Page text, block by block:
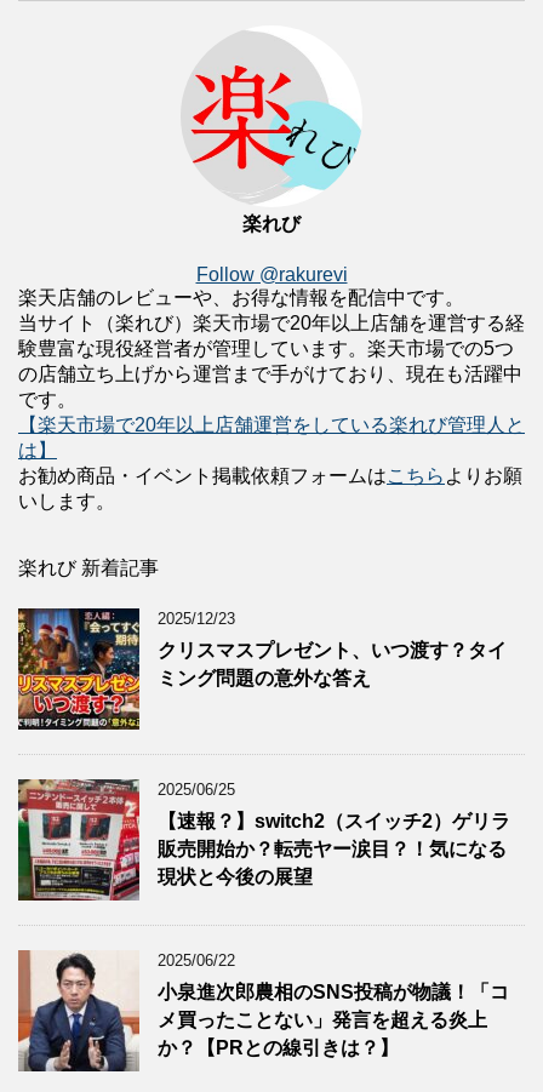
楽れび
Follow @rakurevi
楽天店舗のレビューや、お得な情報を配信中です。
当サイト（楽れび）楽天市場で20年以上店舗を運営する経
験豊富な現役経営者が管理しています。楽天市場での5つ
の店舗立ち上げから運営まで手がけており、現在も活躍中
です。
【楽天市場で20年以上店舗運営をしている楽れび管理人と
は】
お勧め商品・イベント掲載依頼フォームはこちら よりお願
いします。
楽れび 新着記事
2025/12/23
クリスマスプレゼント、いつ渡す？タイ
ミング問題の意外な答え
2025/06/25
【速報？】switch2（スイッチ2）ゲリラ
販売開始か？転売ヤー涙目？！気になる
現状と今後の展望
2025/06/22
小泉進次郎農相のSNS投稿が物議！「コ
メ買ったことない」発言を超える炎上
か？【PRとの線引きは？】